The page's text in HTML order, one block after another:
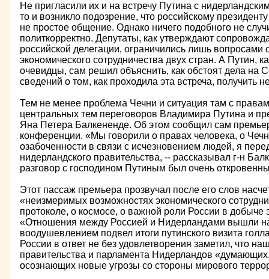
Не пригласили их и на встречу Путина с
то и возникло подозрение, что российскому
не простое общение. Однако ничего подобного не
политкорректно. Депутаты, как утверждают
российской делегации, ограничились лишь вопросами
экономического сотрудничества двух стран. А Путин,
очевидцы, сам решил объяснить, как обстоят дела на
сведений о том, как проходила эта встреча, получить
Тем не менее проблема Чечни и ситуация там с
центральных тем переговоров Владимира Путина и
Яна Петера Балкененде. Об этом сообщил сам
конференции. «Мы говорили о правах человека, о
озабоченности в связи с исчезновением людей, я
нидерландского правительства, -- рассказывал г-н
разговор с господином Путиным был очень
Этот пассаж премьера прозвучал после его слов
«неизмеримых возможностях экономического
протоколе, о космосе, о важной роли России в добыче
«Отношения между Россией и Нидерландами вышли
воодушевлением подвел итоги путинского визита
России в ответ не без удовлетворения заметил, что
правительства и парламента Нидерландов
осознающих новые угрозы со стороны мирового